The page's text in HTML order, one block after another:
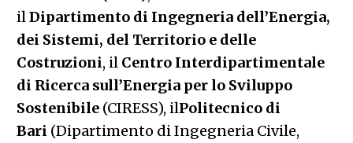
il Dipartimento di Ingegneria dell’Energia,
dei Sistemi, del Territorio e delle
Costruzioni, il Centro Interdipartimentale
di Ricerca sull’Energia per lo Sviluppo
Sostenibile(CIRESS), ilPolitecnico di
Bari (Dipartimento di Ingegneria Civile,